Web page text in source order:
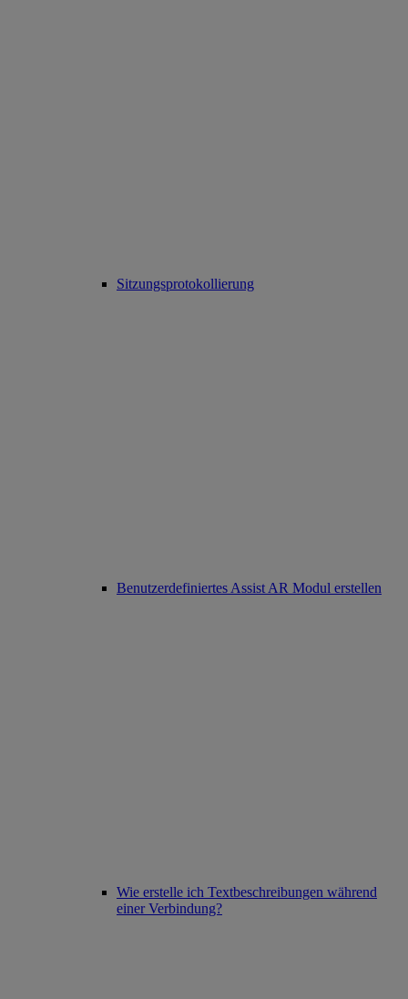
Sitzungsprotokollierung
Benutzerdefiniertes Assist AR Modul erstellen
Wie erstelle ich Textbeschreibungen während
einer Verbindung?